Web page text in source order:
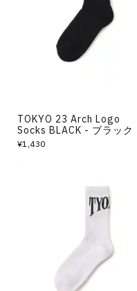
TOKYO 23 Arch Logo
Socks BLACK - ブラック
¥1,430